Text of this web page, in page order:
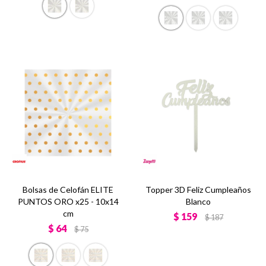
Bolsas de Celofán ELITE
PUNTOS ORO x25 - 10x14
cm
$ 64 $75
Topper 3D Feliz Cumpleaños
Blanco
$ 159 $187